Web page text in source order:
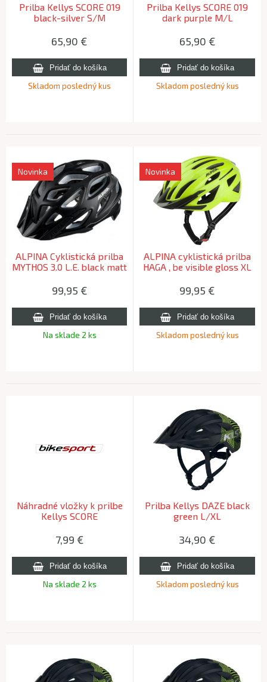
Prilba Kellys SCORE 019
black-silver S/M
65,90 €
Skladom posledný kus
Prilba Kellys SCORE 019
dark purple M/L
65,90 €
Skladom posledný kus
ALPINA Cyklistická prilba
MYTHOS 3.0 L.E. black matt
Novinka
99,95 €
Na sklade 2 ks
ALPINA cyklistická prilba
HAGA , be visible gloss XL
Novinka
99,95 €
Skladom posledný kus
Náhradné vložky k prilbe
Kellys SCORE
7,99 €
Na sklade 2 ks
Prilba Kellys DAZE black
green L/XL
34,90 €
Skladom posledný kus